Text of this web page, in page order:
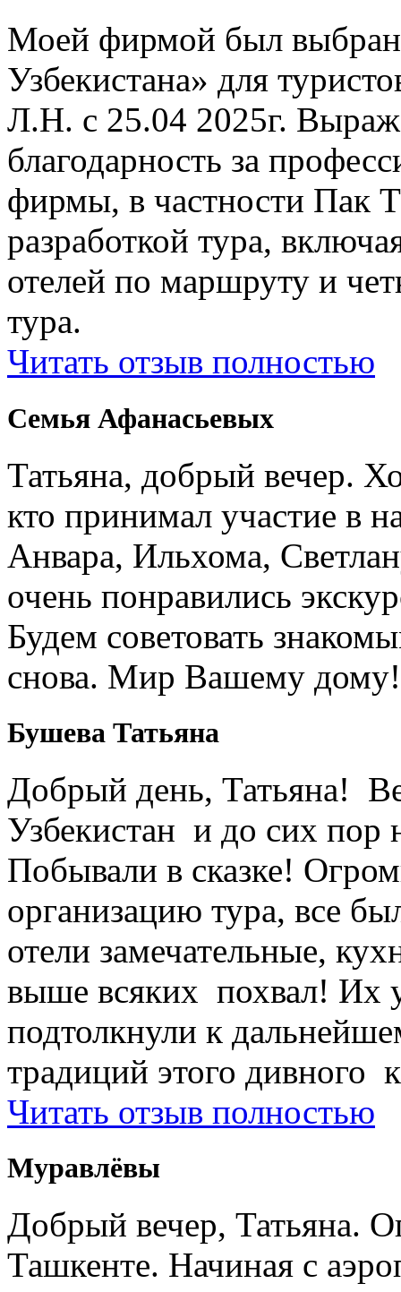
Моей фирмой был выбран
Узбекистана» для
Л.Н. с 25.04 2025г.
благодарность за
фирмы, в частности Пак
разработкой тура,
отелей по маршруту и
тура.
Читать отзыв полностью
Семья Афанасьевых
Татьяна, добрый вечер.
кто принимал участие в
Анвара, Ильхома,
очень понравились
Будем советовать
снова. Мир Вашему дому!
Бушева Татьяна
Добрый день, Татьяна!
Узбекистан и до сих пор
Побывали в сказке!
организацию тура, все
отели замечательные,
выше всяких похвал! Их
подтолкнули к
традиций этого дивного
Читать отзыв полностью
Муравлёвы
Добрый вечер, Татьяна.
Ташкенте. Начиная с